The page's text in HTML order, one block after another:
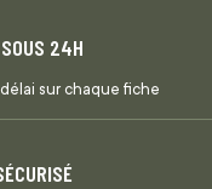
24H
sur chaque fiche